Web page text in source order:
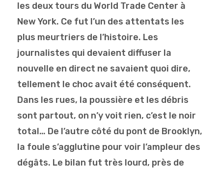
les deux tours du World Trade Center à
New York. Ce fut l’un des attentats les
plus meurtriers de l’histoire. Les
journalistes qui devaient diffuser la
nouvelle en direct ne savaient quoi dire,
tellement le choc avait été conséquent.
Dans les rues, la poussière et les débris
sont partout, on n’y voit rien, c’est le noir
total… De l’autre côté du pont de Brooklyn,
la foule s’agglutine pour voir l’ampleur des
dégâts. Le bilan fut très lourd, près de